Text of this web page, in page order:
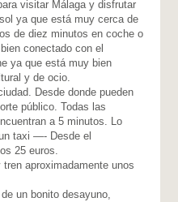
visitar Málaga y disfrutar
ya que está muy cerca de
de diez minutos en coche o
conectado con el
ya que está muy bien
y de ocio.
Desde donde pueden
público. Todas las
a 5 minutos. Lo
taxi —- Desde el
25 euros.
aproximadamente unos
un bonito desayuno,